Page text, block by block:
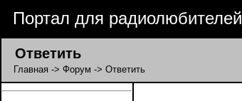
Портал для радиолюбителей
Ответить
Главная -> Форум -> Ответить